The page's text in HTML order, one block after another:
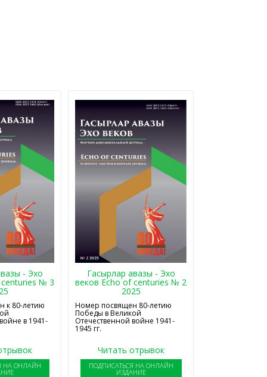
- Эхо
№ 3
к 80-летию
в 1941-
НА ОНЛАЙН
Гасырлар авазы - Эхо
веков Echo of centuries № 2
2025
Номер посвящен 80-летию
Победы в Великой
Отечественной войне 1941-
1945 гг.
Читать отрывок
ПОДПИСАТЬСЯ НА ОНЛАЙН
ИЗДАНИЕ